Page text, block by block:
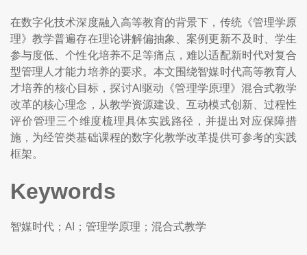
在数字化技术深度融入高等教育的背景下，传统《管理学原
理》教学普遍存在理论讲解偏抽象、案例更新不及时、学生
参与度低、个性化培养不足等痛点，难以适配新时代对复合
型管理人才能力培养的要求。本文围绕智媒时代高等教育人
才培养的核心目标，探讨AI驱动《管理学原理》混合式教学
改革的核心理念，从教学资源建设、互动模式创新、过程性
评价管理三个维度梳理具体实践路径，并提出对应保障措
施，为经管类基础课程的数字化教学改革提供可参考的实践
框架。
Keywords
智媒时代；AI；管理学原理；混合式教学